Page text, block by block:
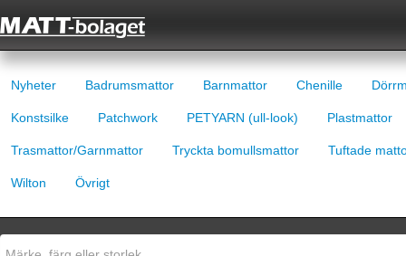
Nyheter Badrumsmattor Barnmattor Chenille
Konstsilke Patchwork PETYARN (ull-look) Plastmattor
Trasmattor/Garnmattor Tryckta bomullsmattor Tuftade
Wilton Övrigt